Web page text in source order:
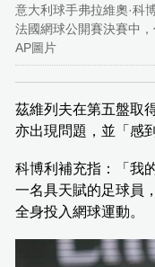
意大利球手弗拉維奧·科
法國網球公開賽決賽中
AP圖片
茲維列夫在第五盤取
亦出現問題，並「感
科博利補充指：「我
一名具天賦的足球員
全身投入網球運動。